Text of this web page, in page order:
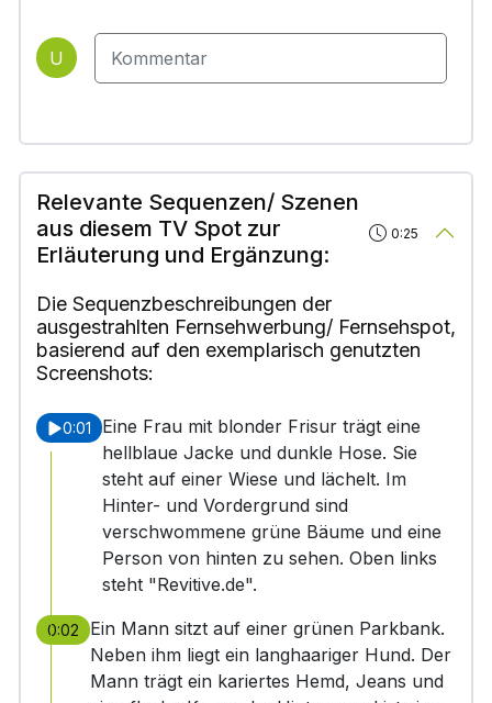
U
Relevante Sequenzen/ Szenen
aus diesem TV Spot zur
Erläuterung und Ergänzung:
0:25
Die Sequenzbeschreibungen der
ausgestrahlten Fernsehwerbung/ Fernsehspot,
basierend auf den exemplarisch genutzten
Screenshots:
0:01
Eine Frau mit blonder Frisur trägt eine
hellblaue Jacke und dunkle Hose. Sie
steht auf einer Wiese und lächelt. Im
Hinter- und Vordergrund sind
verschwommene grüne Bäume und eine
Person von hinten zu sehen. Oben links
steht "Revitive.de".
0:02
Ein Mann sitzt auf einer grünen Parkbank.
Neben ihm liegt ein langhaariger Hund. Der
Mann trägt ein kariertes Hemd, Jeans und